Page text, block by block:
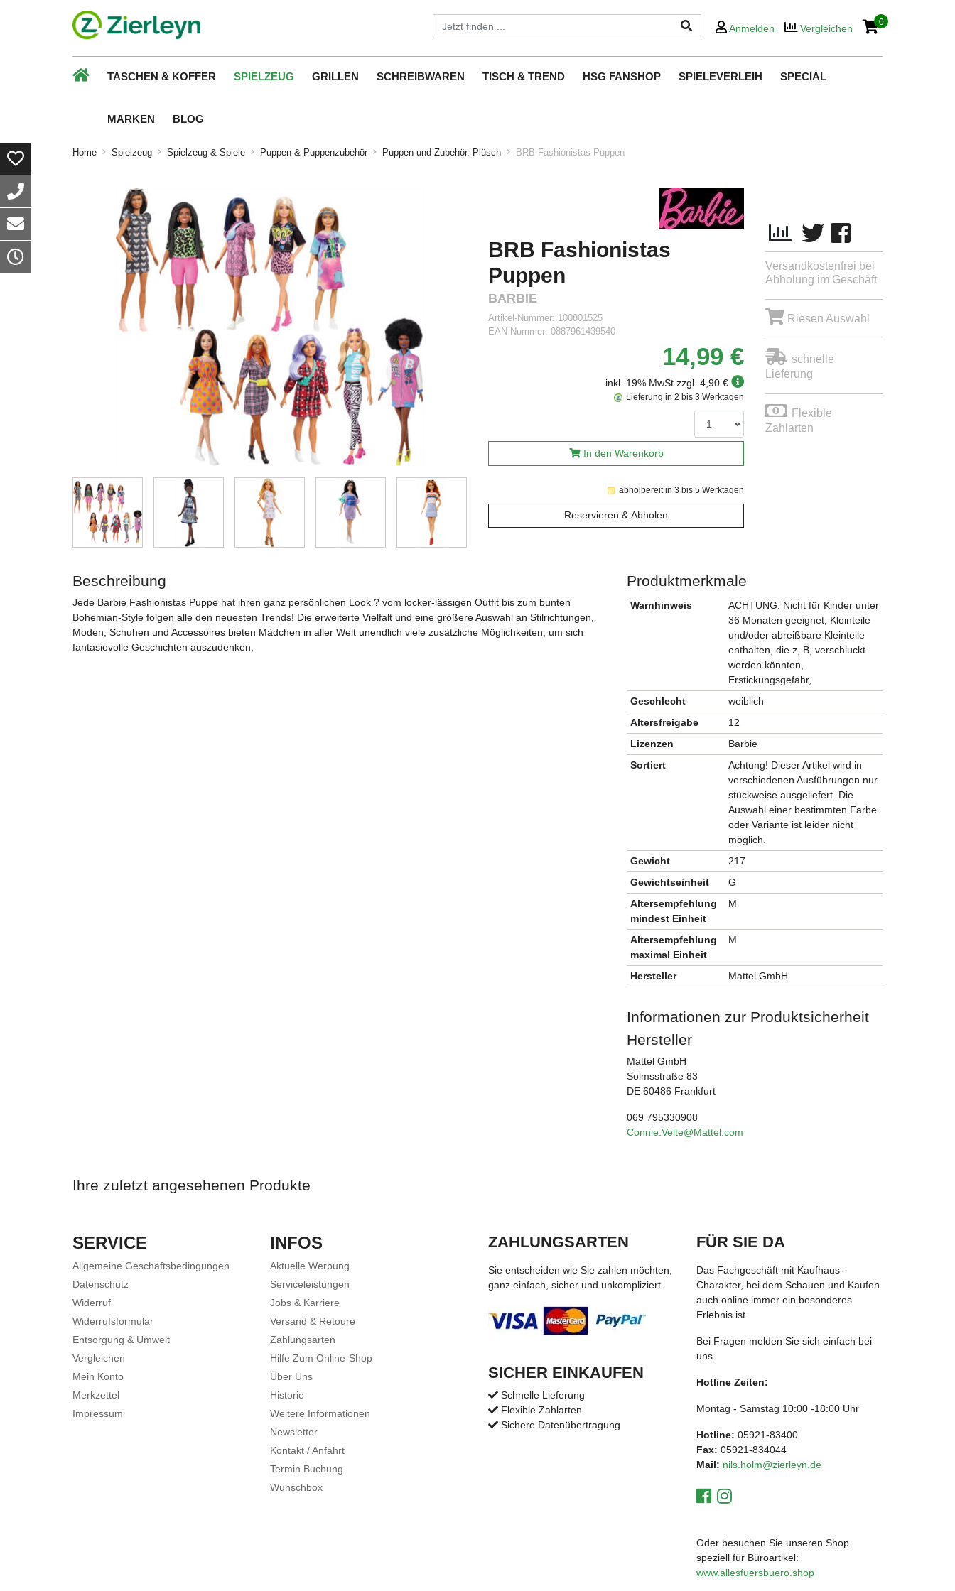
Anmelden Vergleichen
0
TASCHEN & KOFFER SPIELZEUG GRILLEN SCHREIBWAREN TISCH & TREND HSG FANSHOP SPIELEVERLEIH SPECIAL
MARKEN BLOG
Home Spielzeug Spielzeug & Spiele Puppen & Puppenzubehör Puppen und Zubehör, Plüsch BRB Fashionistas Puppen
BRB Fashionistas
Puppen
BARBIE
Artikel-Nummer: 100801525
EAN-Nummer: 0887961439540
14,99 €
inkl. 19% MwSt. zzgl. 4,90 €
abholbereit in 3 bis 5 Werktagen
Reservieren & Abholen
Lieferung in 2 bis 3 Werktagen
In den Warenkorb
Versandkostenfrei bei
Abholung im Geschäft
Riesen Auswahl
schnelle
Lieferung
Flexible
Zahlarten
Beschreibung
Jede Barbie Fashionistas Puppe hat ihren ganz persönlichen Look ? vom locker-lässigen Outfit bis zum bunten
Bohemian-Style folgen alle den neuesten Trends! Die erweiterte Vielfalt und eine größere Auswahl an Stilrichtungen,
Moden, Schuhen und Accessoires bieten Mädchen in aller Welt unendlich viele zusätzliche Möglichkeiten, um sich
fantasievolle Geschichten auszudenken,
Produktmerkmale
Warnhinweis
ACHTUNG: Nicht für Kinder unter
36 Monaten geeignet, Kleinteile
und/oder abreißbare Kleinteile
enthalten, die z, B, verschluckt
werden könnten,
Erstickungsgefahr,
Geschlecht
weiblich
Altersfreigabe
12
Lizenzen
Barbie
Sortiert
Achtung! Dieser Artikel wird in
verschiedenen Ausführungen nur
stückweise ausgeliefert. Die
Auswahl einer bestimmten Farbe
oder Variante ist leider nicht
möglich.
Gewicht
217
Gewichtseinheit
G
Altersempfehlung
mindest Einheit
M
Altersempfehlung
maximal Einheit
M
Hersteller Mattel GmbH
Informationen zur Produktsicherheit
Hersteller
Mattel GmbH
Solmsstraße 83
DE 60486 Frankfurt
069 795330908
Connie.Velte@Mattel.com
Ihre zuletzt angesehenen Produkte
SERVICE
Allgemeine Geschäftsbedingungen
Datenschutz
Widerruf
Widerrufsformular
Entsorgung & Umwelt
Vergleichen
Mein Konto
Merkzettel
Impressum
INFOS
Aktuelle Werbung
Serviceleistungen
Jobs & Karriere
Versand & Retoure
Zahlungsarten
Hilfe Zum Online-Shop
Über Uns
Historie
Weitere Informationen
Newsletter
Kontakt / Anfahrt
Termin Buchung
Wunschbox
ZAHLUNGSARTEN
Sie entscheiden wie Sie zahlen möchten,
ganz einfach, sicher und unkompliziert.
SICHER EINKAUFEN
Schnelle Lieferung
Flexible Zahlarten
Sichere Datenübertragung
FÜR SIE DA
Das Fachgeschäft mit Kaufhaus-
Charakter, bei dem Schauen und Kaufen
auch online immer ein besonderes
Erlebnis ist.
Bei Fragen melden Sie sich einfach bei
uns.
Hotline Zeiten:
Montag - Samstag 10:00 -18:00 Uhr
Hotline: 05921-83400
Fax: 05921-834044
Mail: nils.holm@zierleyn.de
Oder besuchen Sie unseren Shop
speziell für Büroartikel:
www.allesfuersbuero.shop